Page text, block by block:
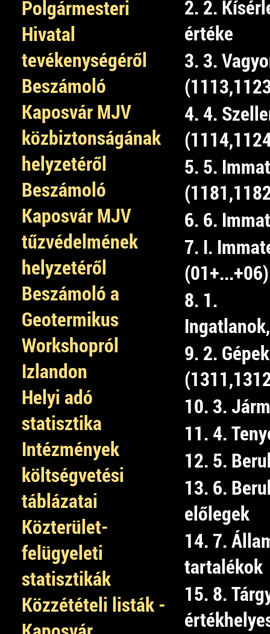
Polgármesteri
Hivatal
tevékenységéről
Beszámoló
Kaposvár MJV
közbiztonságának
helyzetéről
Beszámoló
Kaposvár MJV
tűzvédelmének
helyzetéről
Beszámoló a
Geotermikus
Workshopról
Izlandon
Helyi adó
statisztika
Intézmények
költségvetési
táblázatai
Közterület-
felügyeleti
statisztikák
Közzétételi listák -
2. 2.
értéke
3. 3.
4. 4.
5. 5.
6. 6.
7. I.
(01+...+06)
8. 1.
9. 2.
10. 3.
11. 4.
12. 5.
13. 6.
előlegek
14. 7.
tartalékok
15. 8.